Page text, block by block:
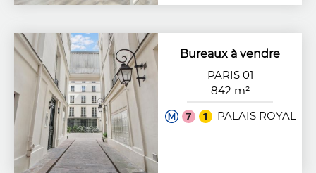
Bureaux à vendre
PARIS 01
842 m²
PALAIS ROYAL